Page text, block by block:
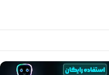
چقدر است؟